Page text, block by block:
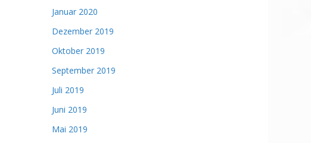
Januar 2020
Dezember 2019
Oktober 2019
September 2019
Juli 2019
Juni 2019
Mai 2019